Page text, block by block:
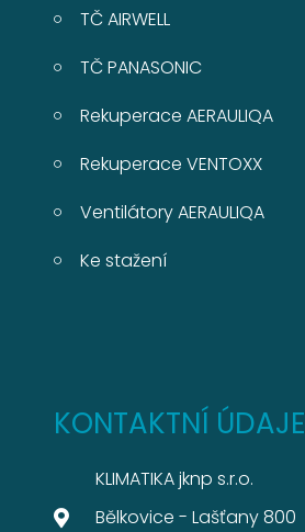
TČ AIRWELL
TČ PANASONIC
Rekuperace AERAULIQA
Rekuperace VENTOXX
Ventilátory AERAULIQA
Ke stažení
KONTAKTNÍ ÚDAJE
KLIMATIKA jknp s.r.o.
Bělkovice - Lašťany 800